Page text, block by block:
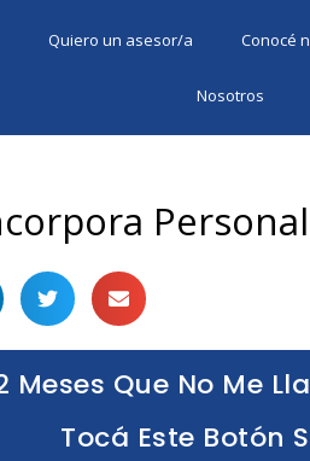
Quiero un asesor/a Conocé
Nosotros
Meses Que No Me
Tocá Este Botón